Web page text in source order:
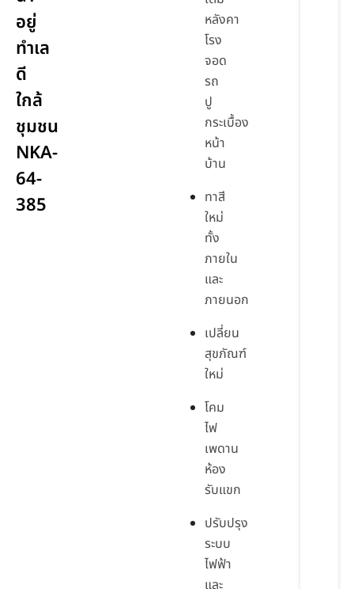
อยู่
ทำเล
ดี
ใกล้
ชุมชน
NKA-
64-
385
หลังคา
โรง
จอด
รถ
ปู
กระเบื้อง
หน้า
บ้าน
ทาสี
ใหม่
ทั้ง
ภายใน
และ
ภายนอก
เปลี่ยน
สุขภัณฑ์
ใหม่
โคม
ไฟ
เพดาน
ห้อง
รับแขก
ปรับปรุง
ระบบ
ไฟฟ้า
และ